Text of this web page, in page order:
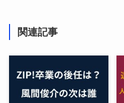
関連記事